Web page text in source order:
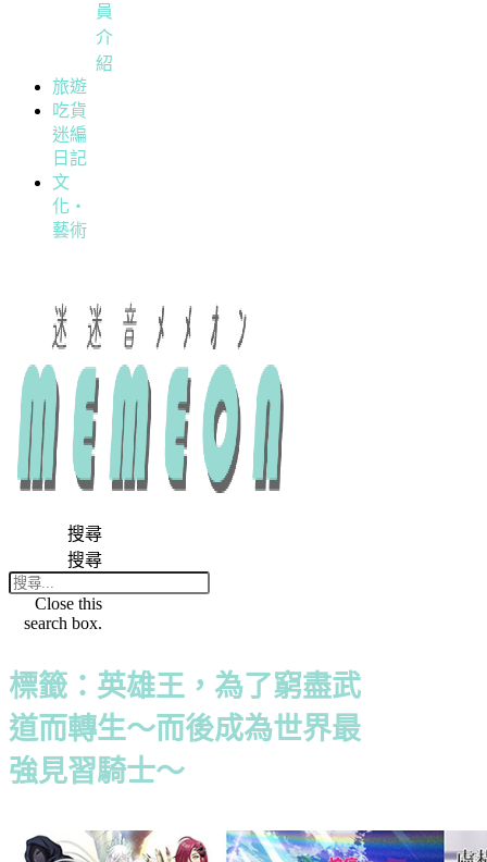
員
介
紹
旅遊
吃貨
迷編
日記
文
化・
藝術
搜尋
搜尋
Close this
search box.
標籤：英雄王，為了窮盡武
道而轉生～而後成為世界最
強見習騎士～